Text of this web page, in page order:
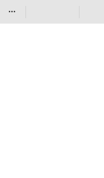
•••